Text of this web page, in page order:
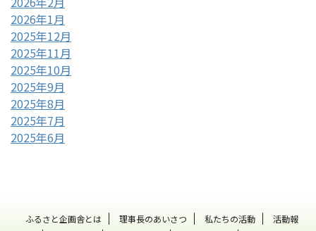
2026年1月
2025年12月
2025年11月
2025年10月
2025年9月
2025年8月
2025年7月
2025年6月
ふるさと企画舎とは 理事長のあいさつ 私たちの活動
活動報